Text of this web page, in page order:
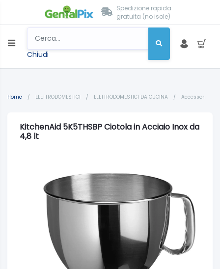
Spedizione rapida
gratuita (no isole)
Chiudi
Home / ELETTRODOMESTICI / ELETTRODOMESTICI DA CUCINA / Accessori
KitchenAid 5K5THSBP Ciotola in Acciaio Inox da
4,8 lt